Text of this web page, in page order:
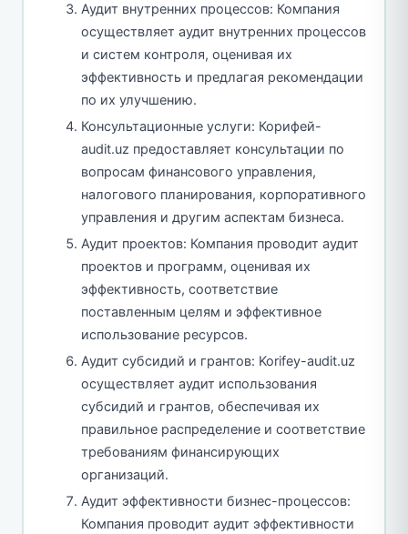
Аудит внутренних процессов: Компания
осуществляет аудит внутренних процессов
и систем контроля, оценивая их
эффективность и предлагая рекомендации
по их улучшению.
Консультационные услуги: Корифей-
audit.uz предоставляет консультации по
вопросам финансового управления,
налогового планирования, корпоративного
управления и другим аспектам бизнеса.
Аудит проектов: Компания проводит аудит
проектов и программ, оценивая их
эффективность, соответствие
поставленным целям и эффективное
использование ресурсов.
Аудит субсидий и грантов: Korifey-audit.uz
осуществляет аудит использования
субсидий и грантов, обеспечивая их
правильное распределение и соответствие
требованиям финансирующих
организаций.
Аудит эффективности бизнес-процессов:
Компания проводит аудит эффективности